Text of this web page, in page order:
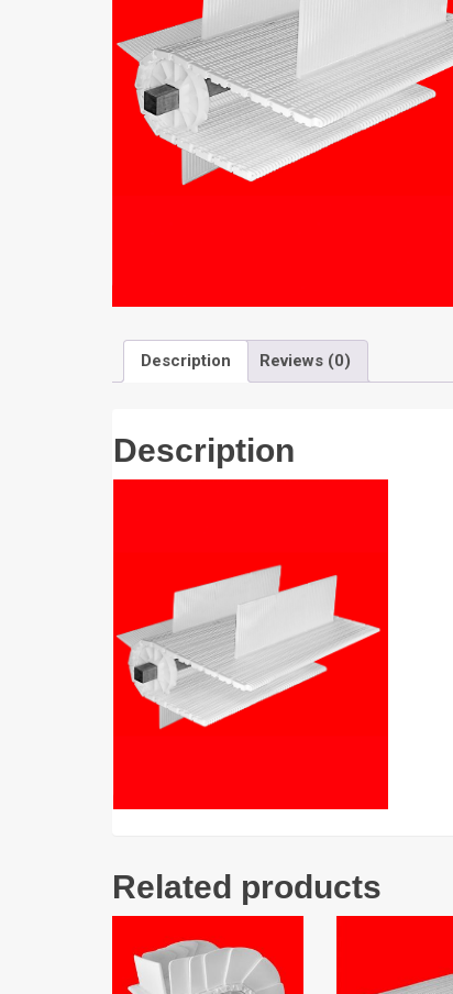
Description Reviews (0)
Description
Related products